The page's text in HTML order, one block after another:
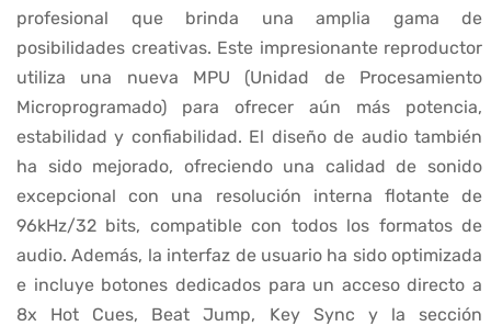
profesional que brinda una amplia gama de
posibilidades creativas. Este impresionante reproductor
utiliza una nueva MPU (Unidad de Procesamiento
Microprogramado) para ofrecer aún más potencia,
estabilidad y confiabilidad. El diseño de audio también
ha sido mejorado, ofreciendo una calidad de sonido
excepcional con una resolución interna flotante de
96kHz/32 bits, compatible con todos los formatos de
audio. Además, la interfaz de usuario ha sido optimizada
e incluye botones dedicados para un acceso directo a
8x Hot Cues, Beat Jump, Key Sync y la sección